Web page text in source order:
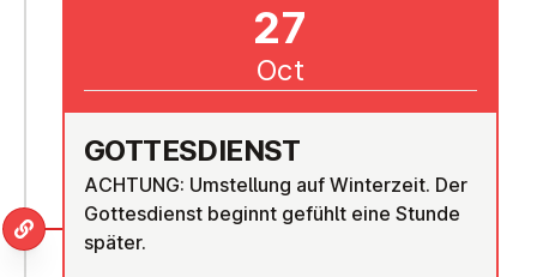
GOTTES­DI­ENST
ACHTUNG: Umstellung auf Winterzeit. Der
Gottesdienst beginnt gefühlt eine Stunde
später.
27
Oct